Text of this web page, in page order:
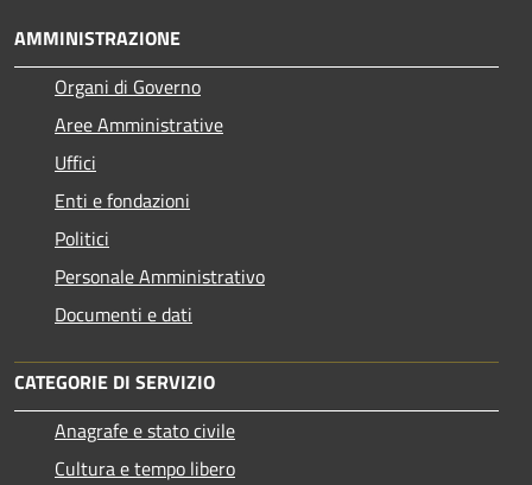
AMMINISTRAZIONE
Organi di Governo
Aree Amministrative
Uffici
Enti e fondazioni
Politici
Personale Amministrativo
Documenti e dati
CATEGORIE DI SERVIZIO
Anagrafe e stato civile
Cultura e tempo libero